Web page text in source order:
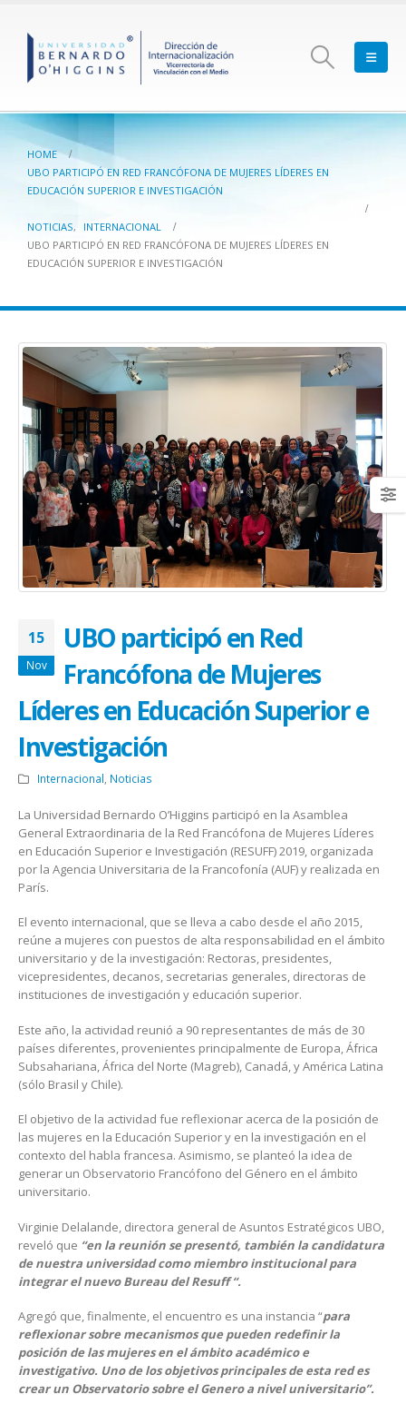
HOME
UBO PARTICIPÓ EN RED FRANCÓFONA DE MUJERES LÍDERES EN
EDUCACIÓN SUPERIOR E INVESTIGACIÓN
NOTICIAS,
INTERNACIONAL
UBO PARTICIPÓ EN RED FRANCÓFONA DE MUJERES LÍDERES EN
EDUCACIÓN SUPERIOR E INVESTIGACIÓN
15
Nov
UBO participó en Red
Francófona de Mujeres
Líderes en Educación Superior e
Investigación
Internacional Noticias
La Universidad Bernardo O’Higgins participó en la Asamblea
General Extraordinaria de la Red Francófona de Mujeres Líderes
en Educación Superior e Investigación (RESUFF) 2019, organizada
por la Agencia Universitaria de la Francofonía (AUF) y realizada en
París.
El evento internacional, que se lleva a cabo desde el año 2015,
reúne a mujeres con puestos de alta responsabilidad en el ámbito
universitario y de la investigación: Rectoras, presidentes,
vicepresidentes, decanos, secretarias generales, directoras de
instituciones de investigación y educación superior.
Este año, la actividad reunió a 90 representantes de más de 30
países diferentes, provenientes principalmente de Europa, África
Subsahariana, África del Norte (Magreb), Canadá, y América Latina
(sólo Brasil y Chile).
El objetivo de la actividad fue reflexionar acerca de la posición de
las mujeres en la Educación Superior y en la investigación en el
contexto del habla francesa. Asimismo, se planteó la idea de
generar un Observatorio Francófono del Género en el ámbito
universitario.
Virginie Delalande, directora general de Asuntos Estratégicos UBO,
reveló que “en la reunión se presentó, también la candidatura
de nuestra universidad como miembro institucional para
integrar el nuevo Bureau del Resuff “.
Agregó que, finalmente, el encuentro es una instancia “para
reflexionar sobre mecanismos que pueden redefinir la
posición de las mujeres en el ámbito académico e
investigativo. Uno de los objetivos principales de esta red es
crear un Observatorio sobre el Genero a nivel universitario”.